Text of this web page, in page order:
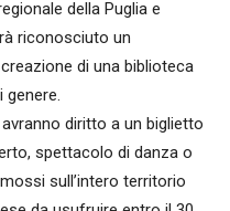
della Puglia e
riconosciuto un
di una biblioteca
genere.
diritto a un biglietto
spettacolo di danza o
sull’intero territorio